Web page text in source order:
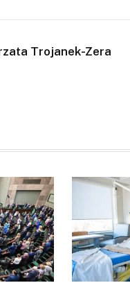
Trojanek-Zera